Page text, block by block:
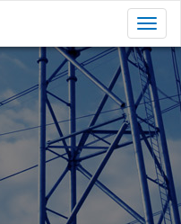
切
换
导
航